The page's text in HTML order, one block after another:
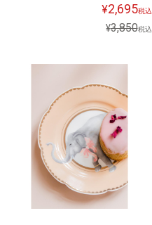
¥2,695税込
¥3,850税込